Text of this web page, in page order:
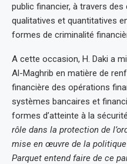
public financier, à travers
qualitatives et quantitatives
formes de criminalité
A cette occasion, H. Daki a
Al-Maghrib en matière de
financière des opérations
systèmes bancaires et
formes d’atteinte à la
rôle dans la protection de
mise en œuvre de la
Parquet entend faire de ce